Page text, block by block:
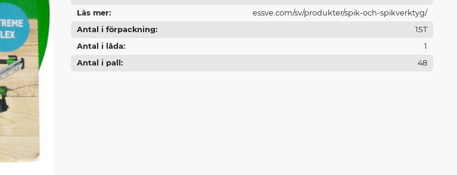
Läs mer
essve.com/sv/produkter/spik-och-spikverktyg/
Antal i förpackning
1ST
Antal i låda
1
Antal i pall
48